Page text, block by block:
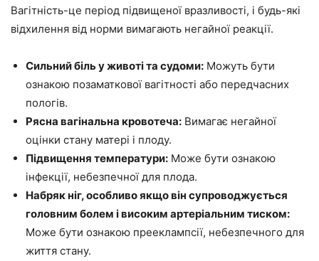
Вагітність-це період підвищеної вразливості, і будь-які
відхилення від норми вимагають негайної реакції.
Сильний біль у животі та судоми: Можуть бути
ознакою позаматкової вагітності або передчасних
пологів.
Рясна вагінальна кровотеча: Вимагає негайної
оцінки стану матері і плоду.
Підвищення температури: Може бути ознакою
інфекції, небезпечної для плода.
Набряк ніг, особливо якщо він супроводжується
головним болем і високим артеріальним тиском:
Може бути ознакою прееклампсії, небезпечного для
життя стану.